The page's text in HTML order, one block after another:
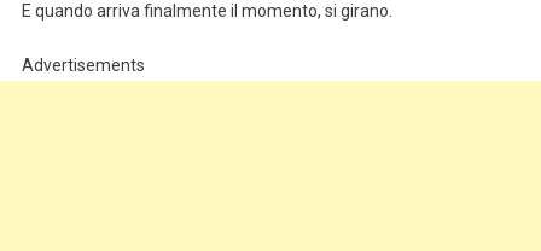
E quando arriva finalmente il momento, si girano.
Advertisements